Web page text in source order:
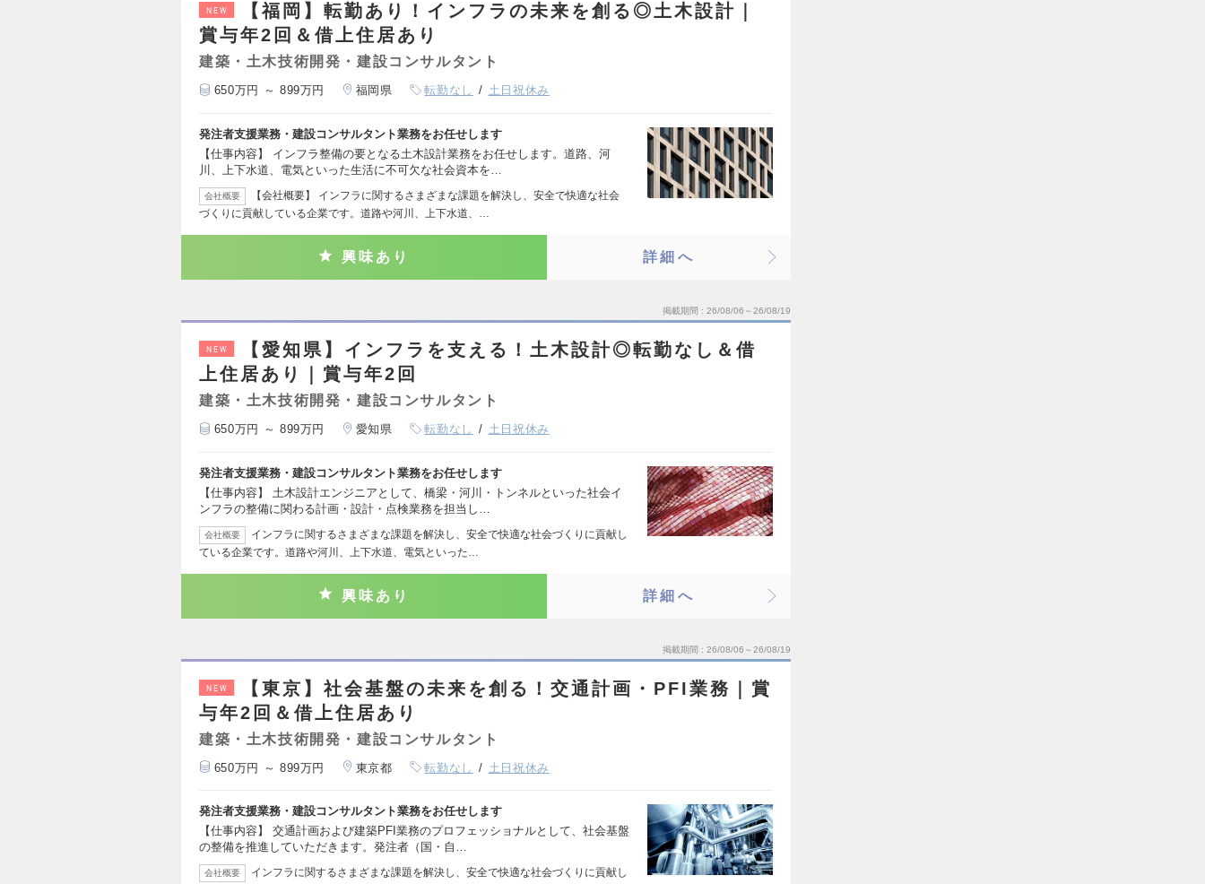
NEW
【福岡】転勤あり！インフラの未来を創る◎土木設計｜
賞与年2回＆借上住居あり
建築・土木技術開発・建設コンサルタント
650万円 ～ 899万円 福岡県 転勤なし 土日祝休み
発注者支援業務・建設コンサルタント業務をお任せします
【仕事内容】 インフラ整備の要となる土木設計業務をお任せします。道路、河
川、上下水道、電気といった生活に不可欠な社会資本を…
会社概要
【会社概要】 インフラに関するさまざまな課題を解決し、安全で快適な社会
づくりに貢献している企業です。道路や河川、上下水道、…
興味あり 詳細へ
掲載期間 26/08/06～26/08/19
NEW
【愛知県】インフラを支える！土木設計◎転勤なし＆借
上住居あり｜賞与年2回
建築・土木技術開発・建設コンサルタント
650万円 ～ 899万円 愛知県 転勤なし 土日祝休み
発注者支援業務・建設コンサルタント業務をお任せします
【仕事内容】 土木設計エンジニアとして、橋梁・河川・トンネルといった社会イ
ンフラの整備に関わる計画・設計・点検業務を担当し…
会社概要
インフラに関するさまざまな課題を解決し、安全で快適な社会づくりに貢献し
ている企業です。道路や河川、上下水道、電気といった…
興味あり 詳細へ
掲載期間 26/08/06～26/08/19
NEW
【東京】社会基盤の未来を創る！交通計画・PFI業務｜賞
与年2回＆借上住居あり
建築・土木技術開発・建設コンサルタント
650万円 ～ 899万円 東京都 転勤なし 土日祝休み
発注者支援業務・建設コンサルタント業務をお任せします
【仕事内容】 交通計画および建築PFI業務のプロフェッショナルとして、社会基盤
の整備を推進していただきます。発注者（国・自…
会社概要 インフラに関するさまざまな課題を解決し、安全で快適な社会づくりに貢献し